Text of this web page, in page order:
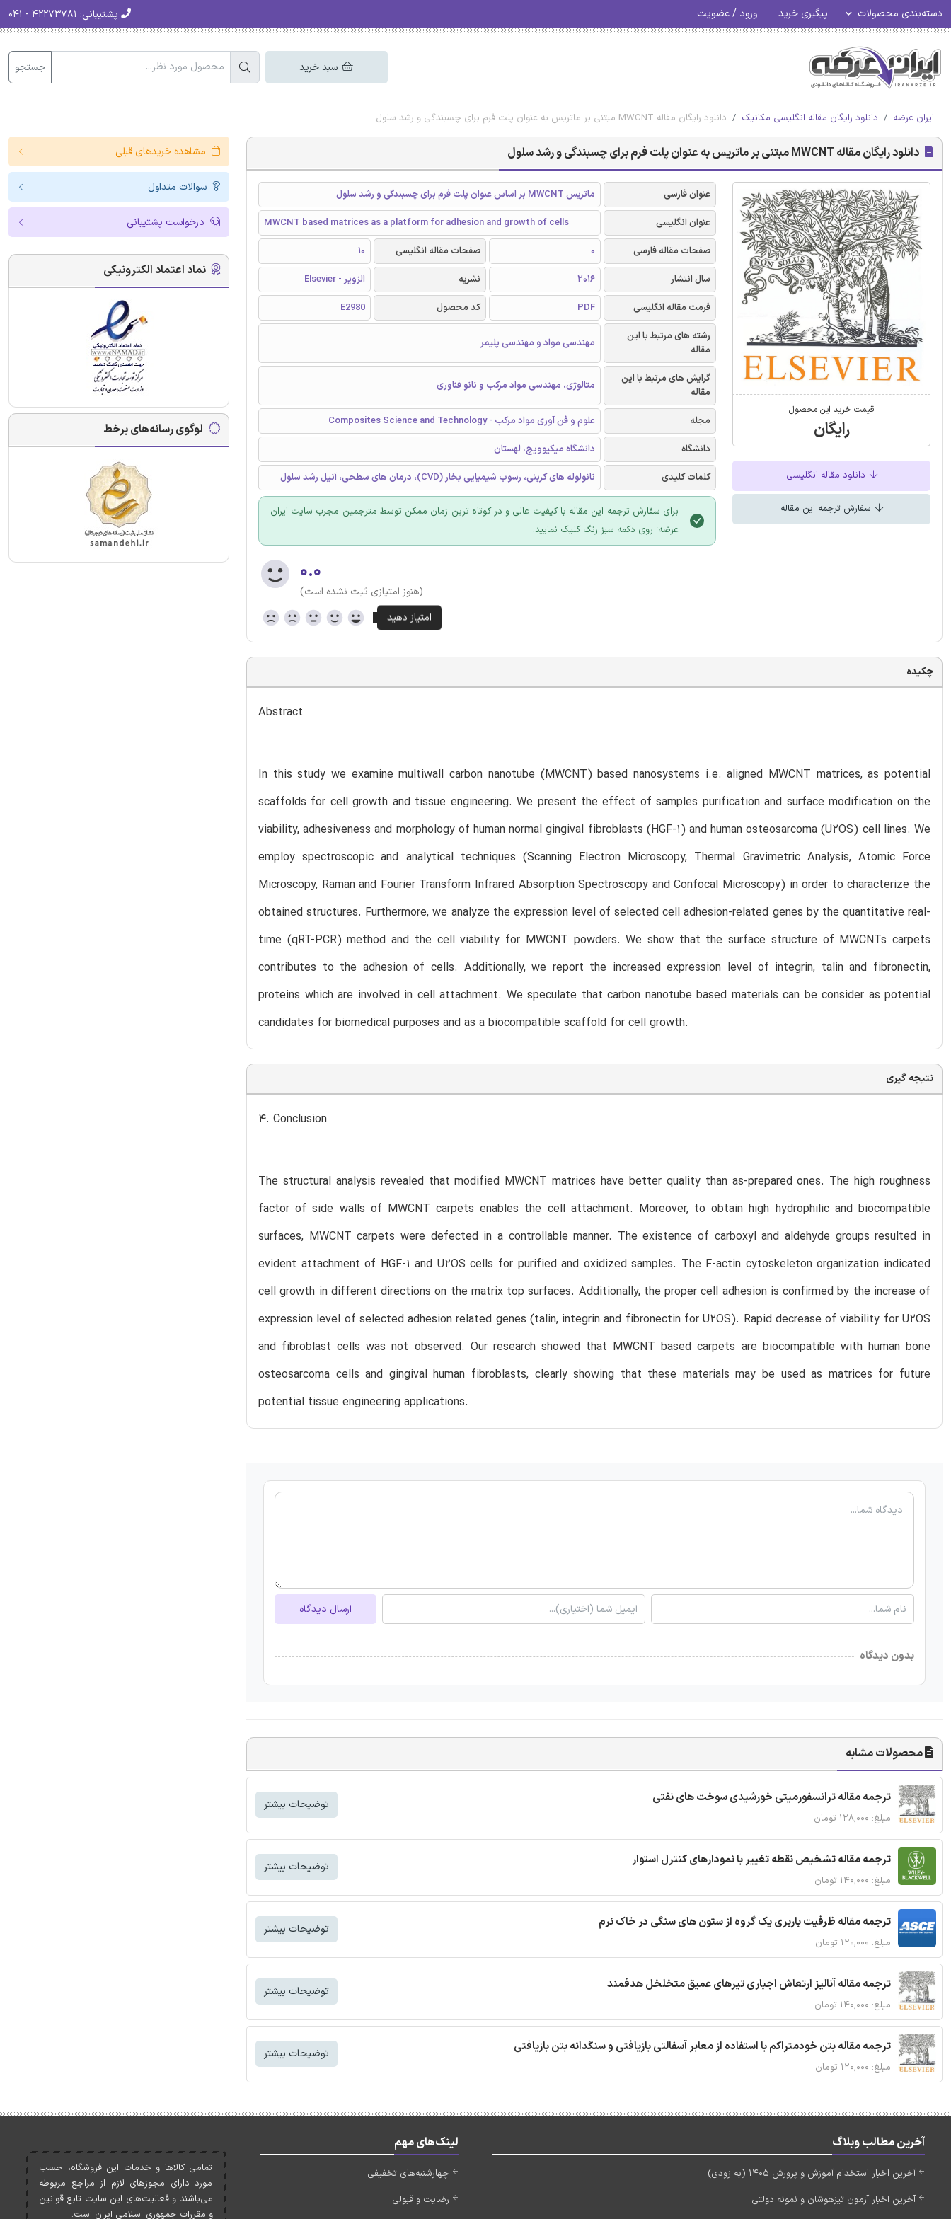
دسته‌بندی محصولات پیگیری خرید ورود / عضویت پشتیبانی:
سبد خرید جستجو
ایران عرضه دانلود رایگان مقاله انگلیسی مکانیک دانلود رایگان مقاله MWCNT مبتنی بر ماتریس به عنوان پلت فرم برای چسبندگی و رشد سلول
دانلود رایگان مقاله MWCNT مبتنی بر ماتریس به عنوان پلت فرم برای چسبندگی و رشد سلول
قیمت خرید این محصول
رایگان
دانلود مقاله انگلیسی
سفارش ترجمه این مقاله
عنوان فارسی
ماتریس MWCNT بر اساس عنوان پلت فرم برای چسبندگی و رشد سلول
عنوان انگلیسی
MWCNT based matrices as a platform for adhesion and growth of cells
صفحات مقاله فارسی
0 صفحات مقاله انگلیسی
10
سال انتشار
2016 نشریه
الزویر - Elsevier
فرمت مقاله انگلیسی
PDF کد محصول
E2980
رشته های مرتبط با این
مقاله
مهندسی مواد و مهندسی پلیمر
گرایش های مرتبط با این
مقاله
متالوژی، مهندسی مواد مرکب و نانو فناوری
مجله
علوم و فن آوری مواد مرکب - Composites Science and Technology
دانشگاه
دانشگاه میکیوویچ، لهستان
کلمات کلیدی
نانولوله های کربنی، رسوب شیمیایی بخار (CVD)، درمان های سطحی، آنیل رشد سلول
برای سفارش ترجمه این مقاله با کیفیت عالی و در کوتاه ترین زمان ممکن توسط مترجمین مجرب سایت ایران
عرضه؛ روی دکمه سبز رنگ کلیک نمایید.
۰.۰
(هنوز امتیازی ثبت نشده است)
چکیده
Abstract
In this study we examine multiwall carbon nanotube (MWCNT) based nanosystems i.e. aligned MWCNT matrices, as potential
scaffolds for cell growth and tissue engineering. We present the effect of samples purification and surface modification on the
viability, adhesiveness and morphology of human normal gingival fibroblasts (HGF-1) and human osteosarcoma (U2OS) cell lines. We
employ spectroscopic and analytical techniques (Scanning Electron Microscopy, Thermal Gravimetric Analysis, Atomic Force
Microscopy, Raman and Fourier Transform Infrared Absorption Spectroscopy and Confocal Microscopy) in order to characterize the
obtained structures. Furthermore, we analyze the expression level of selected cell adhesion-related genes by the quantitative real-
time (qRT-PCR) method and the cell viability for MWCNT powders. We show that the surface structure of MWCNTs carpets
contributes to the adhesion of cells. Additionally, we report the increased expression level of integrin, talin and fibronectin,
proteins which are involved in cell attachment. We speculate that carbon nanotube based materials can be consider as potential
candidates for biomedical purposes and as a biocompatible scaffold for cell growth.
نتیجه گیری
4. Conclusion
The structural analysis revealed that modified MWCNT matrices have better quality than as-prepared ones. The high roughness
factor of side walls of MWCNT carpets enables the cell attachment. Moreover, to obtain high hydrophilic and biocompatible
surfaces, MWCNT carpets were defected in a controllable manner. The existence of carboxyl and aldehyde groups resulted in
evident attachment of HGF-1 and U2OS cells for purified and oxidized samples. The F-actin cytoskeleton organization indicated
cell growth in different directions on the matrix top surfaces. Additionally, the proper cell adhesion is confirmed by the increase of
expression level of selected adhesion related genes (talin, integrin and fibronectin for U2OS). Rapid decrease of viability for U2OS
and fibroblast cells was not observed. Our research showed that MWCNT based carpets are biocompatible with human bone
osteosarcoma cells and gingival human fibroblasts, clearly showing that these materials may be used as matrices for future
potential tissue engineering applications.
ارسال دیدگاه
بدون دیدگاه
محصولات مشابه
ترجمه مقاله ترانسفورمیتی خورشیدی سوخت های نفتی
مبلغ: ۱۲۸,۰۰۰ تومان
توضیحات بیشتر
ترجمه مقاله تشخیص نقطه تغییر با نمودارهای کنترل استوار
مبلغ: ۱۴۰,۰۰۰ تومان
توضیحات بیشتر
ترجمه مقاله ظرفیت باربری یک گروه از ستون های سنگی در خاک نرم
مبلغ: ۱۲۰,۰۰۰ تومان
توضیحات بیشتر
ترجمه مقاله آنالیز ارتعاش اجباری تیرهای عمیق متخلخل هدفمند
مبلغ: ۱۴۰,۰۰۰ تومان
توضیحات بیشتر
ترجمه مقاله بتن خودمتراکم با استفاده از معابر آسفالتی بازیافتی و سنگدانه بتن بازیافتی
مبلغ: ۱۲۰,۰۰۰ تومان
توضیحات بیشتر
مشاهده خریدهای قبلی
سوالات متداول
درخواست پشتیبانی
نماد اعتماد الکترونیکی
لوگوی رسانه‌های برخط
آخرین مطالب وبلاگ
آخرین اخبار استخدام آموزش و پرورش 1405 (به زودی)
آخرین اخبار آزمون تیزهوشان و نمونه دولتی
لینک‌های مهم
چهارشنبه‌های تخفیفی
رضایت و قبولی
تمامی کالاها و خدمات اين فروشگاه، حسب
مورد دارای مجوزهای لازم از مراجع مربوطه
می‌باشند و فعاليت‌های اين سايت تابع قوانين
و مقررات جمهوری اسلامی ايران است.